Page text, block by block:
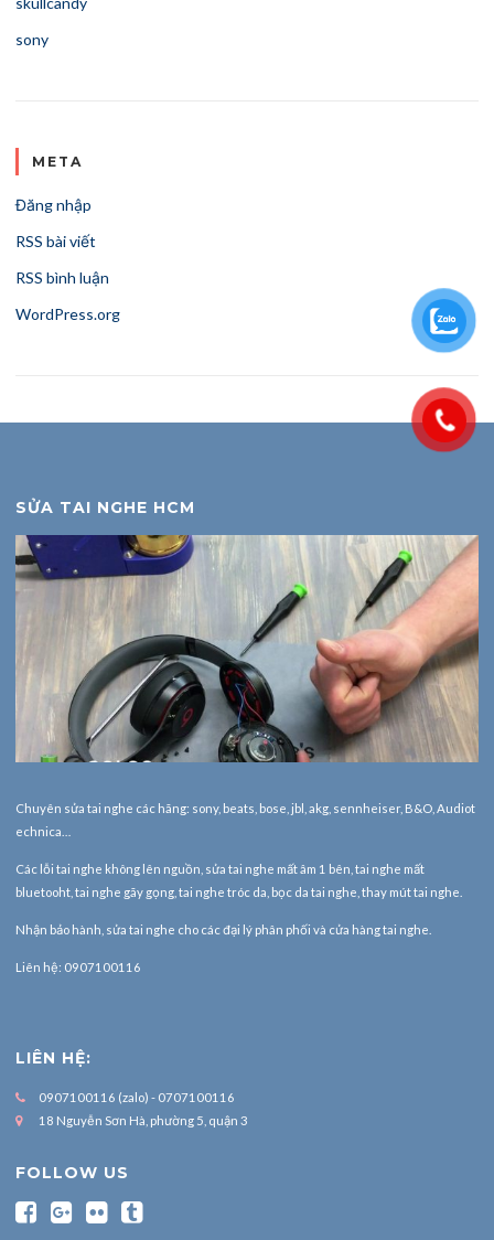
sony
META
Đăng nhập
RSS bài viết
RSS bình luận
WordPress.org
SỬA TAI NGHE HCM
Chuyên sửa tai nghe các hãng: sony, beats, bose, jbl, akg, sennheiser, B&O, Audiot
echnica…
Các lỗi tai nghe không lên nguồn, sửa tai nghe mất âm 1 bên, tai nghe mất
bluetooht, tai nghe gãy gọng, tai nghe tróc da, bọc da tai nghe, thay mút tai nghe.
Nhận bảo hành, sửa tai nghe cho các đại lý phân phối và cửa hàng tai nghe.
Liên hệ: 0907100116
LIÊN HỆ:
0907100116 (zalo) - 0707100116
18 Nguyễn Sơn Hà, phường 5, quận 3
FOLLOW US